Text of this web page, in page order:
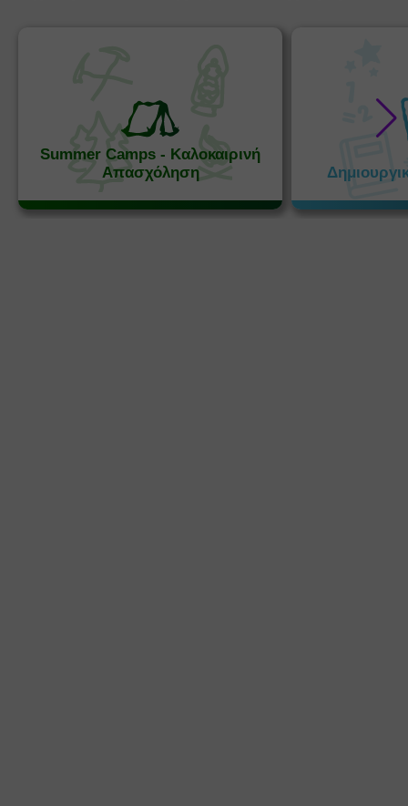
Summer Camps - Καλοκαιρινή
Απασχόληση